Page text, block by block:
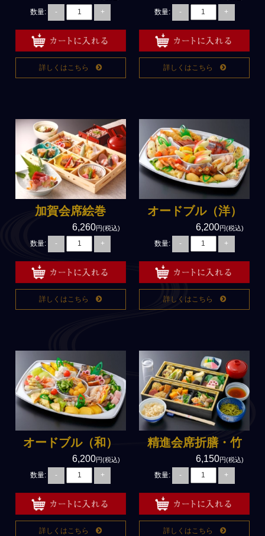
数量: - +
詳しくはこちら
数量: - +
詳しくはこちら
加賀会席絵巻
6,260円(税込)
数量: - +
詳しくはこちら
オードブル（洋）
6,200円(税込)
数量: - +
詳しくはこちら
オードブル（和）
6,200円(税込)
数量: - +
詳しくはこちら
精進会席折膳・竹
6,150円(税込)
数量: - +
詳しくはこちら